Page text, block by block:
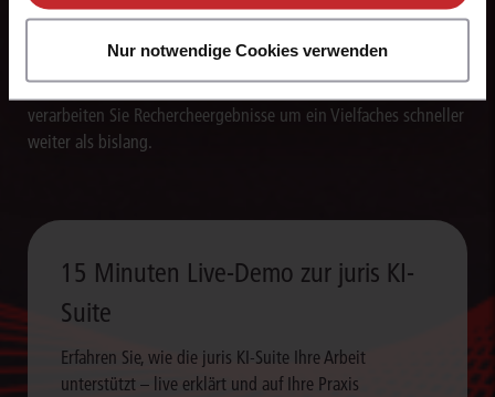
Nur notwendige Cookies verwenden
Texte blitzschnell erstellen
Die juris KI-Suite erstellt in Sekunden Textentwürfe für
Schriftsätze, Stellungnahmen und andere Dokumente. So
verarbeiten Sie Rechercheergebnisse um ein Vielfaches schneller
weiter als bislang.
15 Minuten Live-Demo zur juris KI-
Suite
Erfahren Sie, wie die juris KI-Suite Ihre Arbeit
unterstützt – live erklärt und auf Ihre Praxis